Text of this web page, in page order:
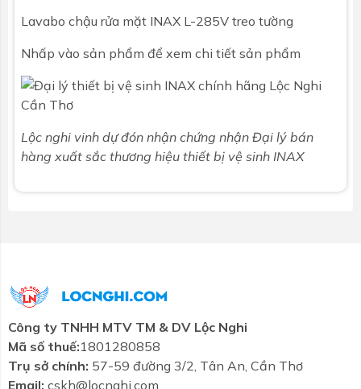
Lavabo chậu rửa mặt INAX L-285V treo tường
Nhấp vào sản phẩm để xem chi tiết sản phẩm
Lộc nghi vinh dự đón nhận chứng nhận Đại lý bán
hàng xuất sắc thương hiệu thiết bị vệ sinh INAX
Công ty TNHH MTV TM & DV Lộc Nghi
Mã số thuế:1801280858
Trụ sở chính: 57-59 đường 3/2, Tân An, Cần Thơ
Email: cskh@locnghi.com